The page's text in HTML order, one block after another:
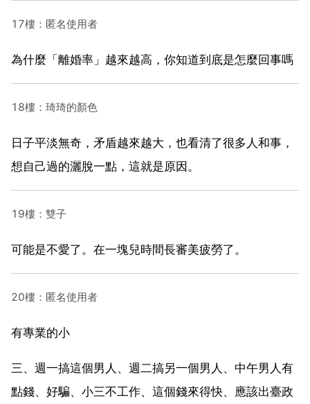
17樓：匿名使用者
為什麼「離婚率」越來越高，你知道到底是怎麼回事嗎
18樓：琦琦的顏色
日子平淡無奇，矛盾越來越大，也看清了很多人和事，
想自己過的灑脫一點，這就是原因。
19樓：雙子
可能是不愛了。在一塊兒時間長審美疲勞了。
20樓：匿名使用者
有專業的小
三、週一搞這個男人、週二搞另一個男人、中午男人有
點錢、好騙、小三不工作、這個錢來得快、應該出臺政